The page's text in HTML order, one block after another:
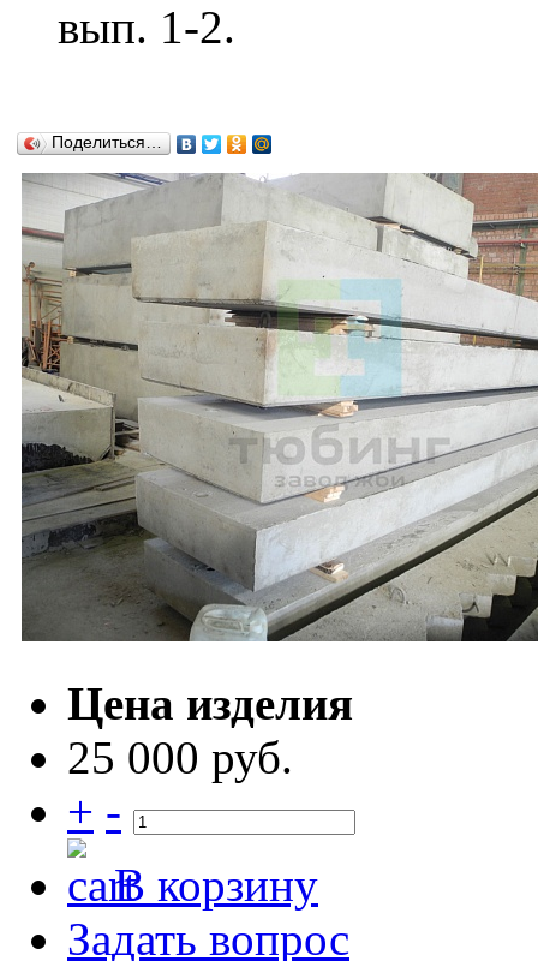
вып. 1-2.
Поделиться…
Цена изделия
25 000 руб.
+ -
В корзину
Задать вопрос